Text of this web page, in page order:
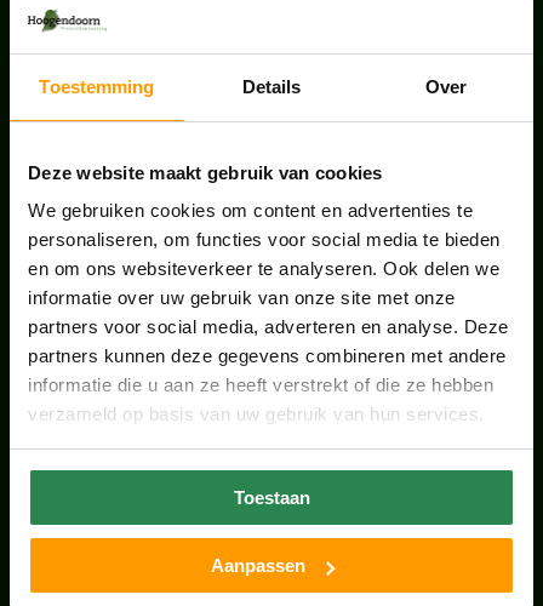
Toestemming Details Over
Deze website maakt gebruik van cookies
We gebruiken cookies om content en advertenties te
personaliseren, om functies voor social media te bieden
en om ons websiteverkeer te analyseren. Ook delen we
informatie over uw gebruik van onze site met onze
partners voor social media, adverteren en analyse. Deze
partners kunnen deze gegevens combineren met andere
informatie die u aan ze heeft verstrekt of die ze hebben
verzameld op basis van uw gebruik van hun services.
Toestaan
Aanpassen
PAKKEN WE HET AAN
augustus 7, 2026
ONS TEAM GROEIT VERDER
juni 17, 2026
Kantoorplanten Utrecht